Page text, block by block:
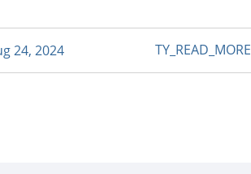
24, 2024 TY_READ_MORE